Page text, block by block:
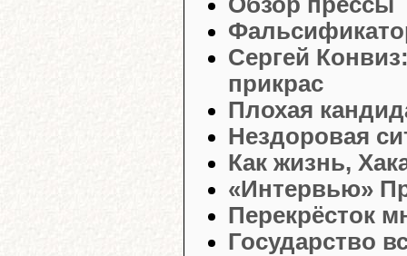
Сергей
прикрас
Плохая
Нездоровая
Как жизнь,
«Интервью»
Перекрёсток
Государство